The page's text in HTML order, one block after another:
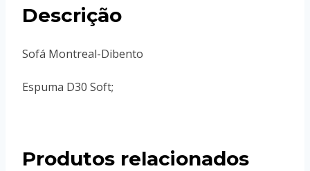
Descrição
Sofá Montreal-Dibento
Espuma D30 Soft;
Produtos relacionados